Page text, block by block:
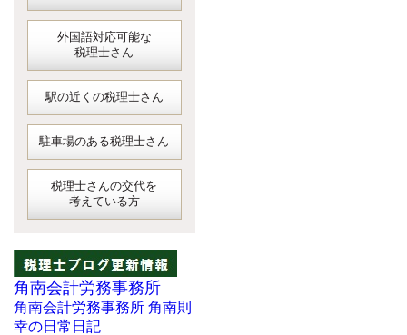
外国語対応可能な
税理士さん
駅の近くの税理士さん
駐車場のある税理士さん
税理士さんの交代を
考えている方
角南会計労務事務所
角南会計労務事務所 角南則
幸の日常日記